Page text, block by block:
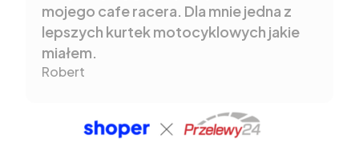
mojego cafe racera. Dla mnie jedna z
lepszych kurtek motocyklowych jakie
miałem.
Robert